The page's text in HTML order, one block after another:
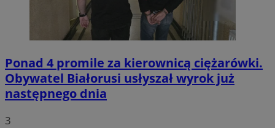
Ponad 4 promile za kierownicą ciężarówki.
Obywatel Białorusi usłyszał wyrok już
następnego dnia
3